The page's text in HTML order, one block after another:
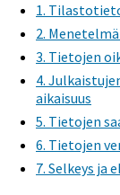
1.
2.
3. Tietojen
4.
aikaisuus
5. Tietojen
6. Tietojen
7. Selkeys ja